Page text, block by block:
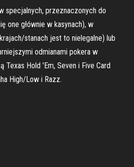
specjalnych, przeznaczonych do
one głównie w kasynach), w
stanach jest to nielegalne) lub
odmianami pokera w
Texas Hold 'Em, Seven i Five Card
High/Low i Razz.